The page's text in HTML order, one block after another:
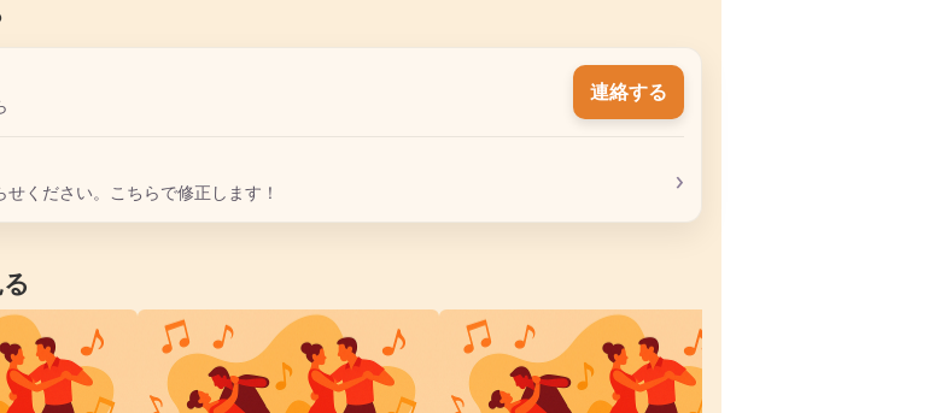
連絡する
ください。こちらで修正します！ ›